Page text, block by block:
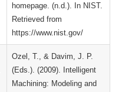
homepage. (n.d.). In NIST.
Retrieved from
https://www.nist.gov/
Ozel, T., & Davim, J. P.
(Eds.). (2009). Intelligent
Machining: Modeling and